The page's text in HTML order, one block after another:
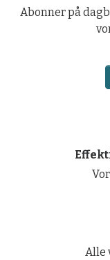
Abonner på
Alle